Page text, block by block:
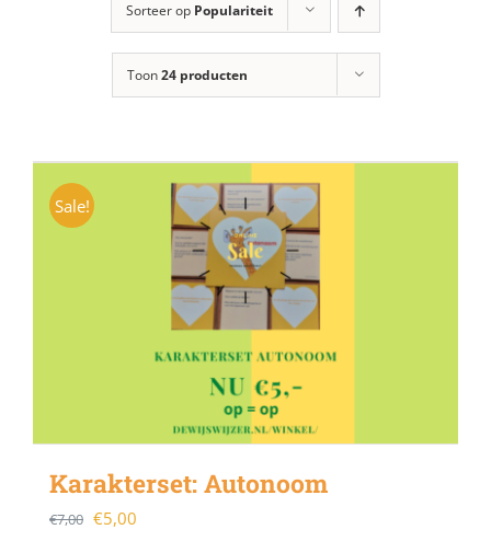
Sorteer op Populariteit
Toon24 producten
Sale!
Karakterset: Autonoom
€7,00 Oorspronkelijke
€5,00